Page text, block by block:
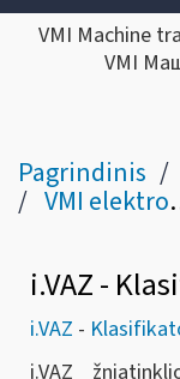
VMI Machine
VMI
Pagrindinis
VMI elektroninės sistemos
i.VAZ -
i.VAZ -
i.VAZ